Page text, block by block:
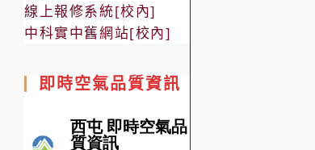
線上報修系統[校內]
中科實中舊網站[校內]
即時空氣品質資訊